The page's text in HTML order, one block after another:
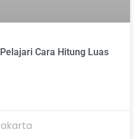
Cara Hitung Luas